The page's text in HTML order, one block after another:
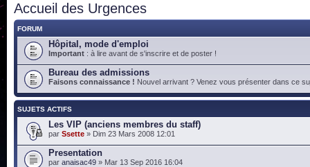
Accueil des Urgences
FORUM
Hôpital, mode d'emploi
Important : à lire avant de s'inscrire et de poster !
Bureau des admissions
Faisons connaissance ! Nouvel arrivant ? Venez vous présenter dans ce
SUJETS ACTIFS
Les VIP (anciens membres du staff)
par Ssette » Dim 23 Mars 2008 12:01
Presentation
par anaisac49 » Mar 13 Sep 2016 16:04